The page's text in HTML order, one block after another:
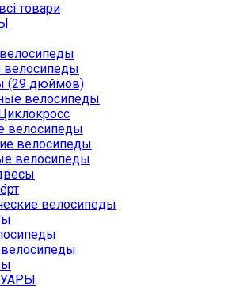
товари
велосипеды
(29 дюймов)
велосипеды
велосипеды
велосипеды
велосипеды
велосипеды